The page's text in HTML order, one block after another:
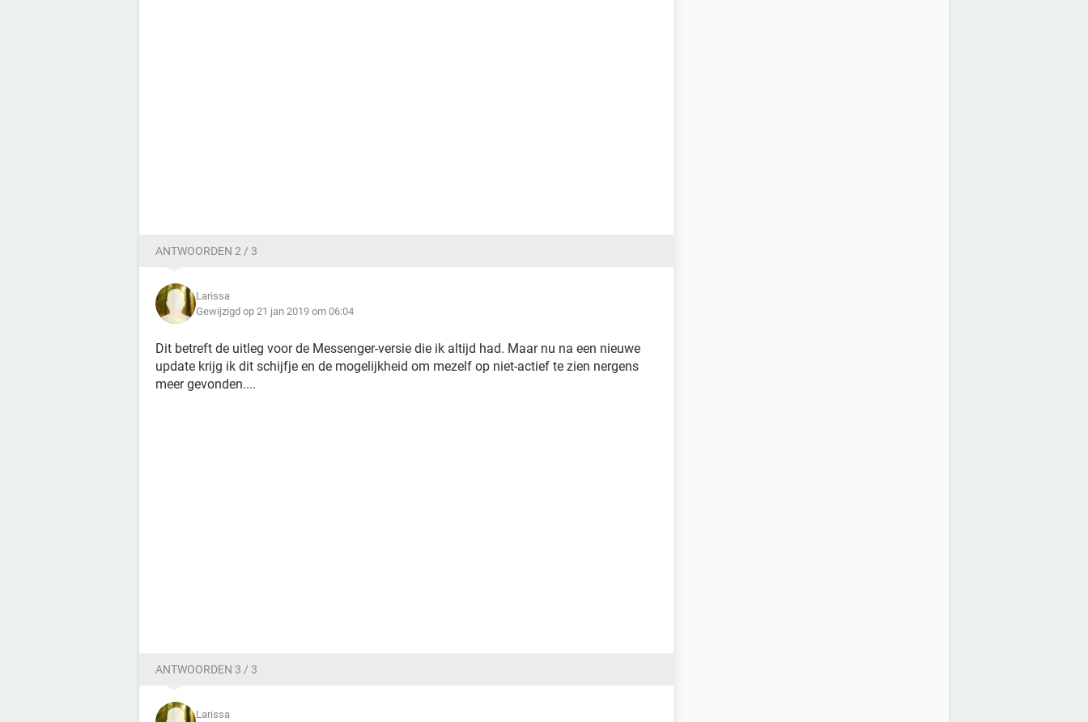
ANTWOORDEN 2 / 3
Larissa
Gewijzigd op 21 jan 2019 om 06:04
Dit betreft de uitleg voor de Messenger-versie die ik altijd had. Maar nu na een nieuwe
update krijg ik dit schijfje en de mogelijkheid om mezelf op niet-actief te zien nergens
meer gevonden....
ANTWOORDEN 3 / 3
Larissa